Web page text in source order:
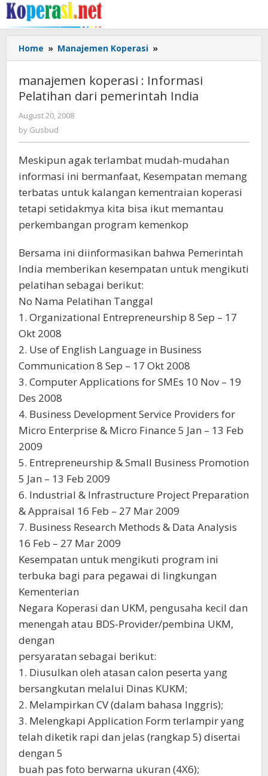
Skip
to
content
Home » Manajemen Koperasi »
koperasi
Informasi
Pelatihan
manajemen koperasi : Informasi
Pelatihan dari pemerintah India
August 20, 2008
by Gusbud
Meskipun agak terlambat mudah-mudahan
informasi ini bermanfaat, Kesempatan memang
terbatas untuk kalangan kementraian koperasi
tetapi setidakmya kita bisa ikut memantau
perkembangan program kemenkop
Bersama ini diinformasikan bahwa Pemerintah
India memberikan kesempatan untuk mengikuti
pelatihan sebagai berikut:
No Nama Pelatihan Tanggal
1. Organizational Entrepreneurship 8 Sep – 17
Okt 2008
2. Use of English Language in Business
Communication 8 Sep – 17 Okt 2008
3. Computer Applications for SMEs 10 Nov – 19
Des 2008
4. Business Development Service Providers for
Micro Enterprise & Micro Finance 5 Jan – 13 Feb
2009
5. Entrepreneurship & Small Business Promotion
5 Jan – 13 Feb 2009
6. Industrial & Infrastructure Project Preparation
& Appraisal 16 Feb – 27 Mar 2009
7. Business Research Methods & Data Analysis
16 Feb – 27 Mar 2009
Kesempatan untuk mengikuti program ini
terbuka bagi para pegawai di lingkungan
Kementerian
Negara Koperasi dan UKM, pengusaha kecil dan
menengah atau BDS-Provider/pembina UKM,
dengan
persyaratan sebagai berikut:
1. Diusulkan oleh atasan calon peserta yang
bersangkutan melalui Dinas KUKM;
2. Melampirkan CV (dalam bahasa Inggris);
3. Melengkapi Application Form terlampir yang
telah diketik rapi dan jelas (rangkap 5) disertai
dengan 5
buah pas foto berwarna ukuran (4X6);